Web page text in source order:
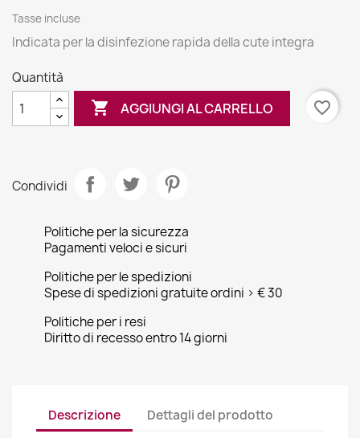
Tasse incluse
Indicata per la disinfezione rapida della cute integra
Quantità
 AGGIUNGI AL CARRELLO favorite_border
Condividi
Politiche per la sicurezza
Pagamenti veloci e sicuri
Politiche per le spedizioni
Spese di spedizioni gratuite ordini > € 30
Politiche per i resi
Diritto di recesso entro 14 giorni
Descrizione Dettagli del prodotto